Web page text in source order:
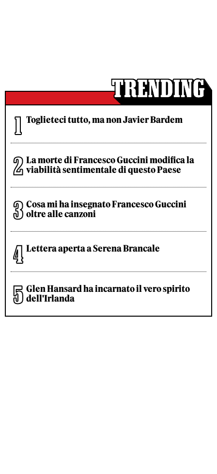
Toglieteci tutto, ma non Javier Bardem
La morte di Francesco Guccini modifica la
viabilità sentimentale di questo Paese
Cosa mi ha insegnato Francesco Guccini
oltre alle canzoni
Lettera aperta a Serena Brancale
Glen Hansard ha incarnato il vero spirito
dell'Irlanda